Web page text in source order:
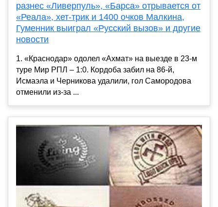
разнес «Ливерпуль», «Барса» отрывается от
«Реала», хет-трик и 1400 очков Малкина,
Гуменник выиграл «Русский вызов» и другие
новости
1. «Краснодар» одолел «Ахмат» на выезде в 23-м
туре Мир РПЛ – 1:0. Кордоба забил на 86-й,
Исмаэла и Черникова удалили, гол Самородова
отменили из-за ...